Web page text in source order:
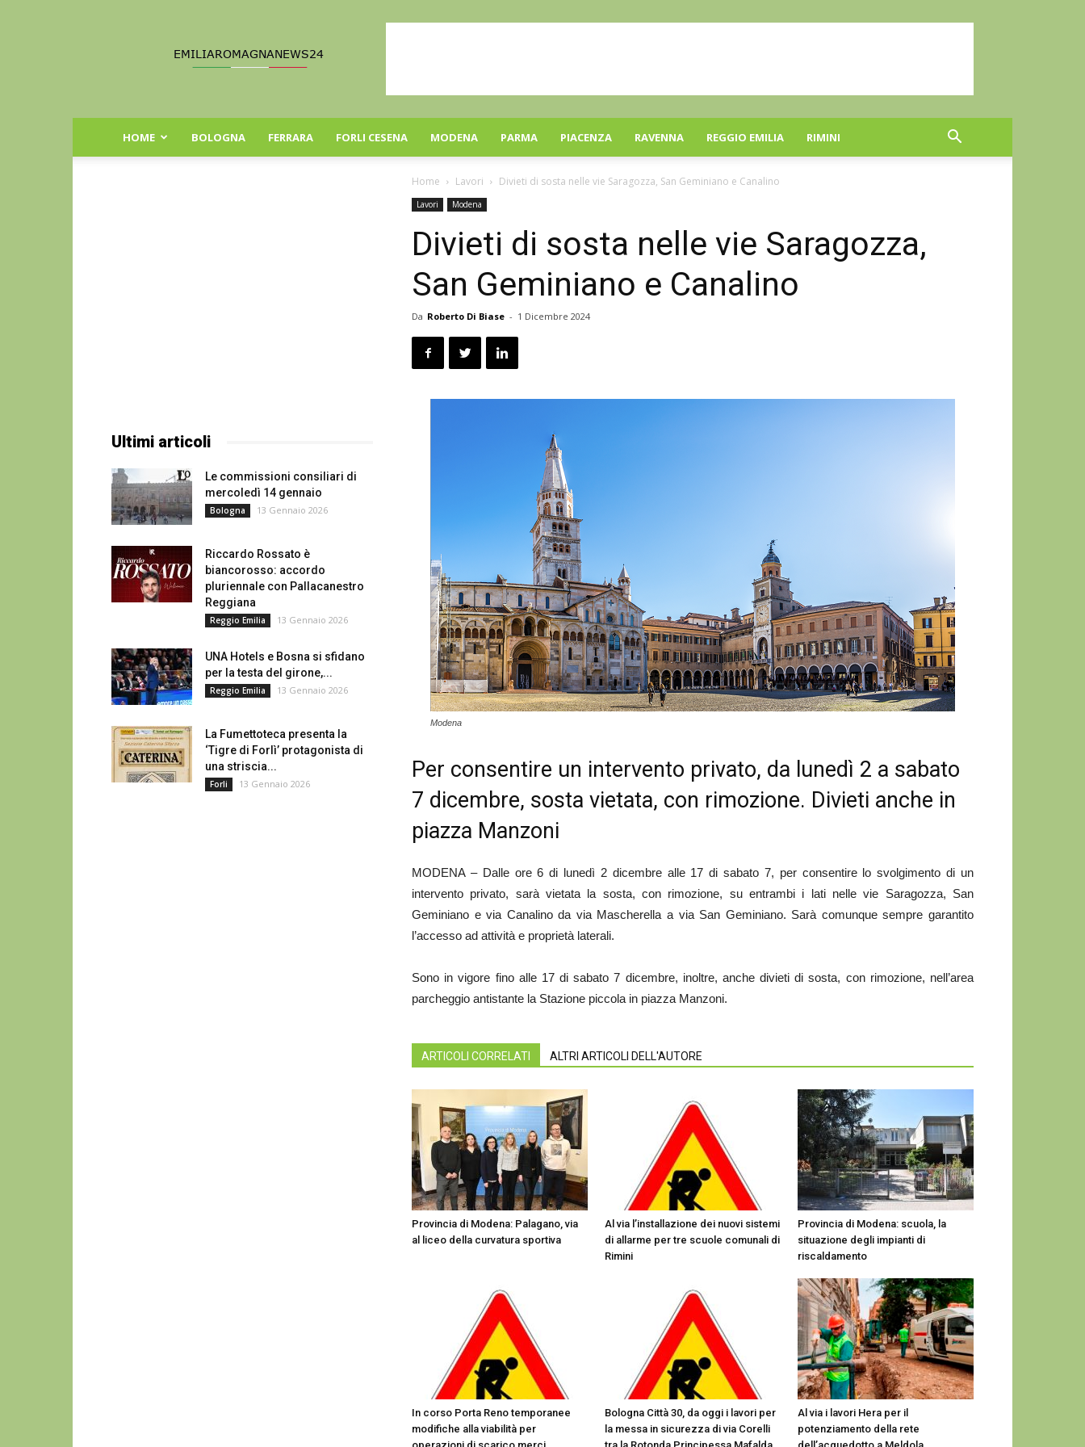
Romagna
HOME BOLOGNA FERRARA FORLI CESENA MODENA PARMA PIACENZA RAVENNA REGGIO EMILIA RIMINI
Home Lavori Divieti di sosta nelle vie Saragozza, San Geminiano e Canalino
Lavori Modena
Divieti di sosta nelle vie Saragozza,
San Geminiano e Canalino
Da Roberto Di Biase - 1 Dicembre 2024
Modena
Per consentire un intervento privato, da lunedì 2 a sabato
7 dicembre, sosta vietata, con rimozione. Divieti anche in
piazza Manzoni
MODENA – Dalle ore 6 di lunedì 2 dicembre alle 17 di sabato 7, per consentire lo svolgimento di un
intervento privato, sarà vietata la sosta, con rimozione, su entrambi i lati nelle vie Saragozza, San
Geminiano e via Canalino da via Mascherella a via San Geminiano. Sarà comunque sempre garantito
l’accesso ad attività e proprietà laterali.
Sono in vigore fino alle 17 di sabato 7 dicembre, inoltre, anche divieti di sosta, con rimozione, nell’area
parcheggio antistante la Stazione piccola in piazza Manzoni.
ARTICOLI CORRELATI ALTRI ARTICOLI DELL'AUTORE
Provincia di Modena: Palagano, via
al liceo della curvatura sportiva
Al via l’installazione dei nuovi sistemi
di allarme per tre scuole comunali di
Rimini
Provincia di Modena: scuola, la
situazione degli impianti di
riscaldamento
In corso Porta Reno temporanee
modifiche alla viabilità per
Bologna Città 30, da oggi i lavori per
la messa in sicurezza di via Corelli
Al via i lavori Hera per il
potenziamento della rete
Ultimi articoli
Le commissioni consiliari di
mercoledì 14 gennaio
Bologna 13 Gennaio 2026
Riccardo Rossato è
biancorosso: accordo
pluriennale con Pallacanestro
Reggiana
Reggio Emilia 13 Gennaio 2026
UNA Hotels e Bosna si sfidano
per la testa del girone,...
Reggio Emilia 13 Gennaio 2026
La Fumettoteca presenta la
‘Tigre di Forlì’ protagonista di
una striscia...
Forli 13 Gennaio 2026